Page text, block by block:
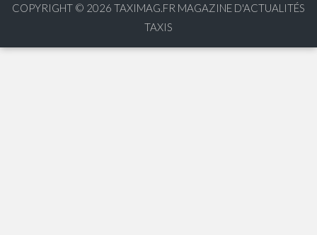
COPYRIGHT © 2026 TAXIMAG.FR MAGAZINE D'ACTUALITÉS
TAXIS